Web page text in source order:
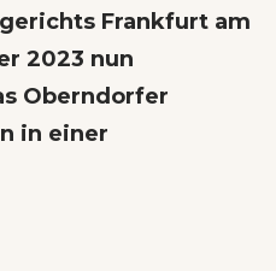
Frankfurt am
2023 nun
Oberndorfer
in einer